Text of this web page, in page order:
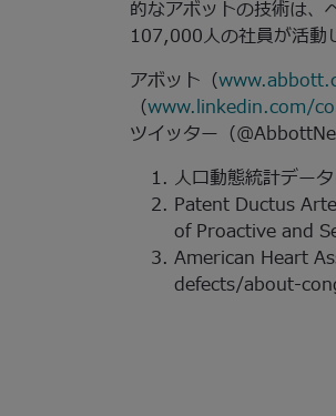
的なアボットの技術は、
107,000人の社員が活動
アボット（
（www.linkedin.com/
ツイッター（
人口動態統計デー
Patent Ductus
of Proactive and
American Heart
defects/about-